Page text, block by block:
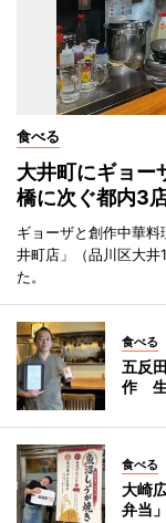
食べる
大井町にギョ
橋に次ぐ都内3
ギョーザと創作中華
井町店」（品川区大井
た。
食べる
五反
作 生
食べる
大崎
弁当